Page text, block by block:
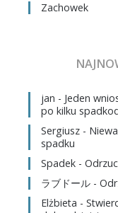
Zachowek
jan - Jeden
po kilku
Sergiusz -
spadku
Spadek -
ラブドール -
Elżbieta -